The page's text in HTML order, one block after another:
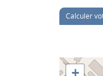
Calculer
+